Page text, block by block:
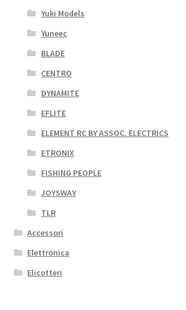
Yuki Models
Yuneec
BLADE
CENTRO
DYNAMITE
EFLITE
ELEMENT RC BY ASSOC. ELECTRICS
ETRONIX
FISHING PEOPLE
JOYSWAY
TLR
Accessori
Elettronica
Elicotteri